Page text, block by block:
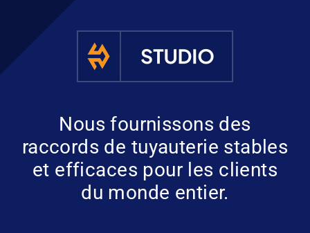
Nous fournissons des
raccords de tuyauterie stables
et efficaces pour les clients
du monde entier.